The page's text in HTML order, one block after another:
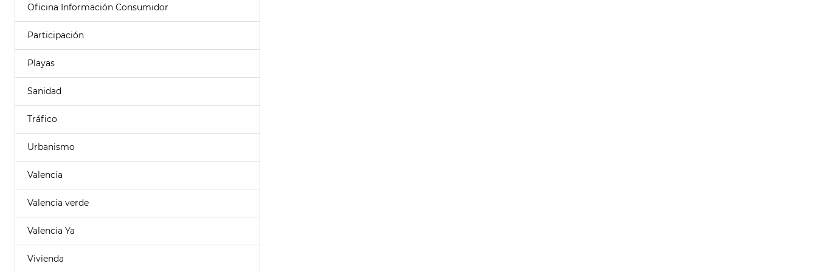
Oficina Información Consumidor
Participación
Playas
Sanidad
Tráfico
Urbanismo
Valencia
Valencia verde
Valencia Ya
Vivienda